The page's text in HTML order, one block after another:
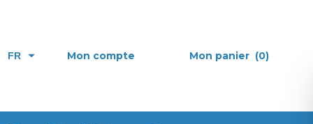
FR Mon compte Mon panier (0)